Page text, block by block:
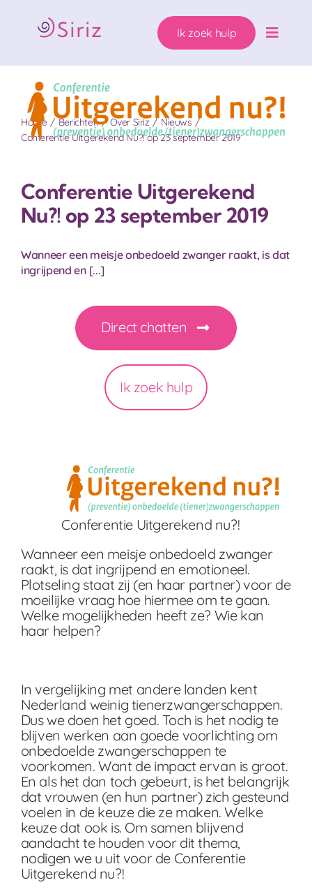
inhoud
Toggle
Zwanger. Wat nu?
Over Siriz
Help mee
Ik zoek hulp
Home Berichten Over Siriz
Nieuws
Conferentie Uitgerekend Nu?! op 23 september 2019
Conferentie Uitgerekend
Nu?! op 23 september 2019
Wanneer een meisje onbedoeld zwanger raakt, is dat
ingrijpend en [...]
Direct chatten
Ik zoek hulp
Conferentie Uitgerekend nu?!
Wanneer een meisje onbedoeld zwanger
raakt, is dat ingrijpend en emotioneel.
Plotseling staat zij (en haar partner) voor de
moeilijke vraag hoe hiermee om te gaan.
Welke mogelijkheden heeft ze? Wie kan
haar helpen?
In vergelijking met andere landen kent
Nederland weinig tienerzwangerschappen.
Dus we doen het goed. Toch is het nodig te
blijven werken aan goede voorlichting om
onbedoelde zwangerschappen te
voorkomen. Want de impact ervan is groot.
En als het dan toch gebeurt, is het belangrijk
dat vrouwen (en hun partner) zich gesteund
voelen in de keuze die ze maken. Welke
keuze dat ook is. Om samen blijvend
aandacht te houden voor dit thema,
nodigen we u uit voor de Conferentie
Uitgerekend nu?!